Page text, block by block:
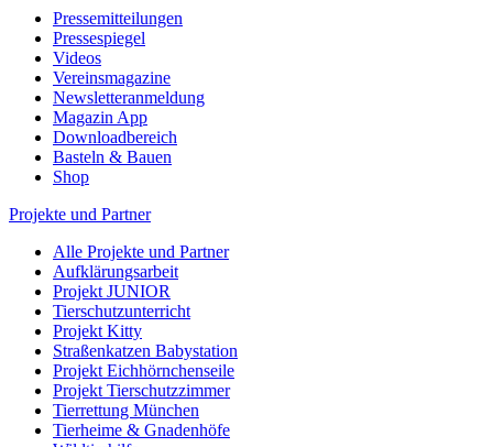
Pressemitteilungen
Pressespiegel
Videos
Vereinsmagazine
Newsletteranmeldung
Magazin App
Downloadbereich
Basteln & Bauen
Shop
Projekte und Partner
Alle Projekte und Partner
Aufklärungsarbeit
Projekt JUNIOR
Tierschutzunterricht
Projekt Kitty
Straßenkatzen Babystation
Projekt Eichhörnchenseile
Projekt Tierschutzzimmer
Tierrettung München
Tierheime & Gnadenhöfe